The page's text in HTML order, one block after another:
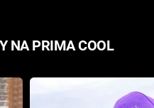
NA PRIMA COOL